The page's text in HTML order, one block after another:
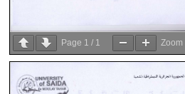
Page 1 / 1 Zoom